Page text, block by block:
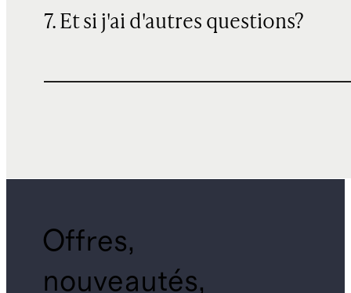
7. Et si j'ai d'autres questions?
Offres,
nouveautés,